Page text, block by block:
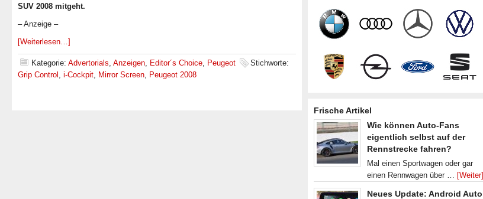
SUV 2008 mitgeht.
– Anzeige –
[Weiterlesen…]
Kategorie: Advertorials, Anzeigen, Editor´s Choice, Peugeot
Stichworte:
Grip Control , i-Cockpit, Mirror Screen, Peugeot 2008
Frische Artikel
Wie können Auto-Fans
eigentlich selbst auf der
Rennstrecke fahren?
Mal einen Sportwagen oder gar
einen Rennwagen über … [Weiter]
Neues Update: Android Auto